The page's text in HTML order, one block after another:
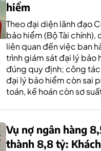
hiểm
Theo đại diện lãnh đạo
bảo hiểm (Bộ Tài chính),
liên quan đến việc ban
trình giám sát đại lý bảo
đúng quy định; công
đại lý bảo hiểm còn sai
toán, kế hoán còn sơ
Vụ nợ ngân hàng
thành 8,8 tỷ: